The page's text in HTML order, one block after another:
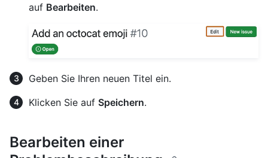
auf Bearbeiten.
Geben Sie Ihren neuen Titel ein.
Klicken Sie auf Speichern.
Bearbeiten einer